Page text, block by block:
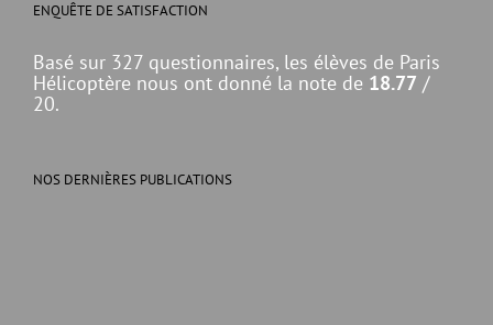
ENQUÊTE DE SATISFACTION
Basé sur 327 questionnaires, les élèves de Paris
Hélicoptère nous ont donné la note de 18.77 /
20.
NOS DERNIÈRES PUBLICATIONS